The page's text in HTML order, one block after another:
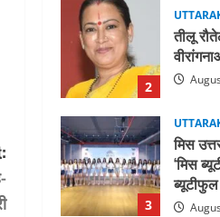
2
तीलू
3
मिस
‘मिस